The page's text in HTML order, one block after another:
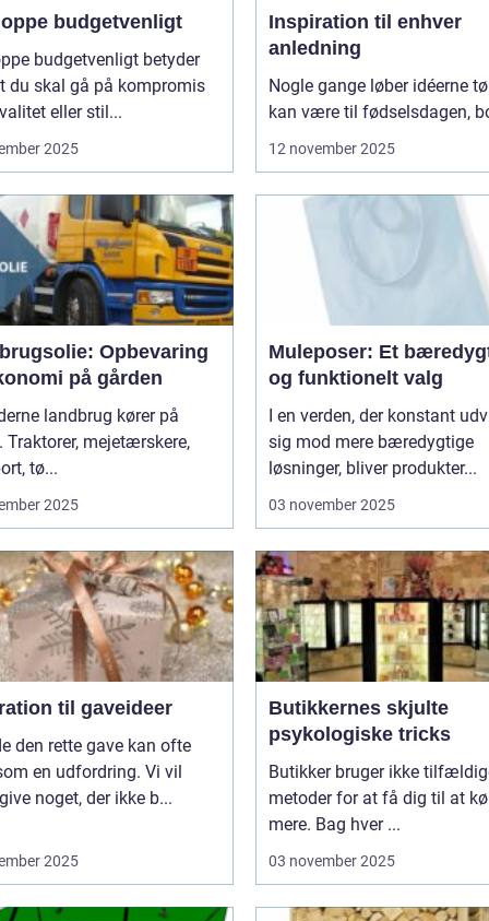
budgetvenligt
budgetvenligt betyder
du skal gå på kompromis
eller stil...
2025
Inspiration til enhver
anledning
Nogle gange løber idéerne
kan være til fødselsdagen,
12 november 2025
Opbevaring
på gården
landbrug kører på
Traktorer, mejetærskere,
tø...
2025
Muleposer: Et
og funktionelt valg
I en verden, der konstant
sig mod mere bæredygtige
løsninger, bliver produkter...
03 november 2025
til gaveideer
den rette gave kan ofte
en udfordring. Vi vil
noget, der ikke b...
2025
Butikkernes skjulte
psykologiske tricks
Butikker bruger ikke
metoder for at få dig til at
mere. Bag hver ...
03 november 2025